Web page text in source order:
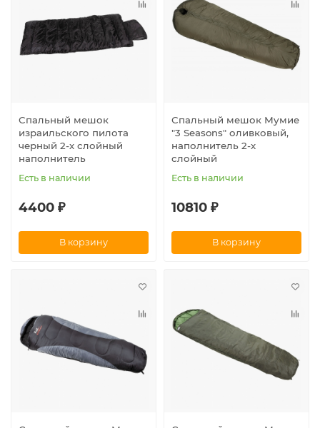
Спальный мешок
израильского пилота
черный 2-х слойный
наполнитель
Есть в наличии
4400 ₽
В корзину
Спальный мешок Мумие
"3 Seasons" оливковый,
наполнитель 2-х
слойный
Есть в наличии
10810 ₽
В корзину